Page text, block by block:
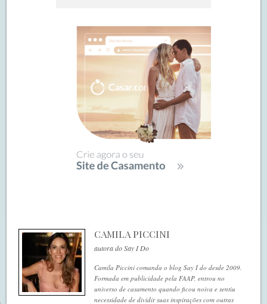
CAMILA PICCINI
autora do Say I Do
Camila Piccini comanda o blog Say I do desde 2009.
Formada em publicidade pela FAAP, entrou no
universo de casamento quando ficou noiva e sentiu
necessidade de dividir suas inspirações com outras